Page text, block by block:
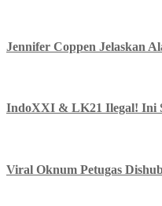
Jennifer Coppen Jelaskan
IndoXXI & LK21 Ilegal! Ini
Viral Oknum Petugas